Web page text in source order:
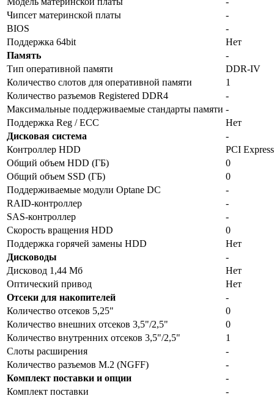
Чипсет материнской платы
-
BIOS
-
Поддержка 64bit
Нет
Память
-
Тип оперативной памяти
DDR-IV
Количество слотов для оперативной памяти
1
Количество разъемов Registered DDR4
-
Максимальные поддерживаемые стандарты памяти -
Поддержка Reg / ECC
Нет
Дисковая система
-
Контроллер HDD
PCI Express
Общий объем HDD (ГБ)
0
Общий объем SSD (ГБ)
0
Поддерживаемые модули Optane DC
-
RAID-контроллер
-
SAS-контроллер
-
Скорость вращения HDD
0
Поддержка горячей замены HDD
Нет
Дисководы
-
Дисковод 1,44 Мб
Нет
Оптический привод
Нет
Отсеки для накопителей
-
Количество отсеков 5,25"
0
Количество внешних отсеков 3,5"/2,5"
0
Количество внутренних отсеков 3,5"/2,5"
1
Слоты расширения
-
Количество разъемов M.2 (NGFF)
-
Комплект поставки и опции
-
Комплект поставки
-